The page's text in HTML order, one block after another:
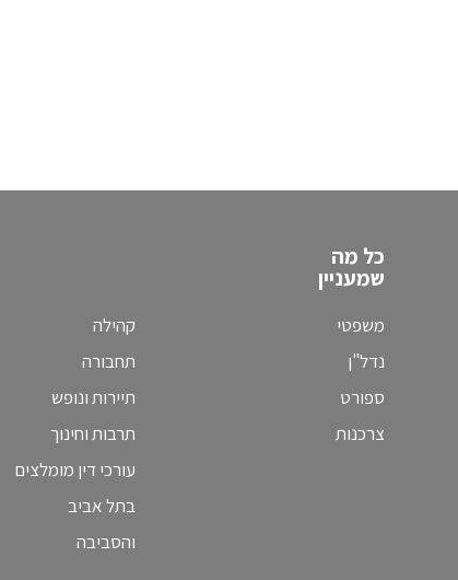
כל מה
שמעניין
משפטי
נדל"ן
ספורט
צרכנות
קהילה
תחבורה
תיירות ונופש
תרבות וחינוך
עורכי דין מומלצים
בתל אביב
והסביבה